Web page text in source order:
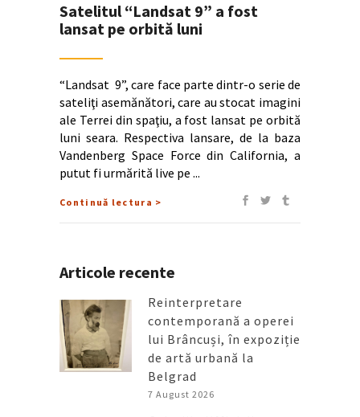
Satelitul “Landsat 9” a fost
lansat pe orbită luni
“Landsat 9”, care face parte dintr-o serie de
sateliţi asemănători, care au stocat imagini
ale Terrei din spaţiu, a fost lansat pe orbită
luni seara. Respectiva lansare, de la baza
Vandenberg Space Force din California, a
putut fi urmărită live pe
Continuă lectura >
Articole recente
Reinterpretare
contemporană a operei
lui Brâncuși, în expoziție
de artă urbană la
Belgrad
7 August 2026